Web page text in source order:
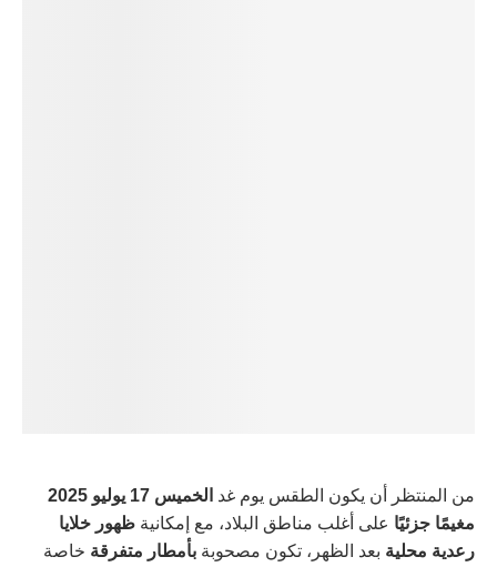
من المنتظر أن يكون الطقس يوم غد الخميس 17 يوليو 2025
مغيمًا جزئيًا على أغلب مناطق البلاد، مع إمكانية ظهور خلايا
رعدية محلية بعد الظهر، تكون مصحوبة بأمطار متفرقة خاصة